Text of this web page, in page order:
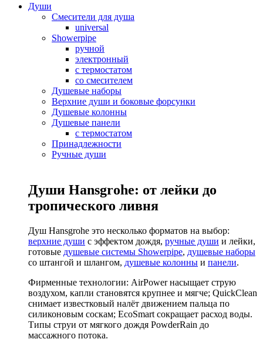
Души
Смесители для душа
universal
Showerpipe
ручной
электронный
с термостатом
со смесителем
Душевые наборы
Верхние души и боковые форсунки
Душевые колонны
Душевые панели
с термостатом
Принадлежности
Ручные души
Души Hansgrohe: от лейки до
тропического ливня
Душ Hansgrohe это несколько форматов на выбор:
верхние души с эффектом дождя, ручные души и лейки,
готовые душевые системы Showerpipe, душевые наборы
со штангой и шлангом, душевые колонны и панели.
Фирменные технологии: AirPower насыщает струю
воздухом, капли становятся крупнее и мягче; QuickClean
снимает известковый налёт движением пальца по
силиконовым соскам; EcoSmart сокращает расход воды.
Типы струи от мягкого дождя PowderRain до
массажного потока.